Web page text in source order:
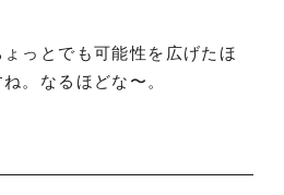
っとでも可能性を広げたほ
。なるほどな〜。